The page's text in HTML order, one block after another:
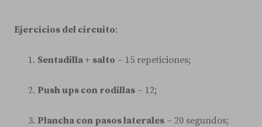
Ejercicios del circuito:
Sentadilla + salto – 15 repeticiones;
Push ups con rodillas – 12;
Plancha con pasos laterales – 20 segundos;